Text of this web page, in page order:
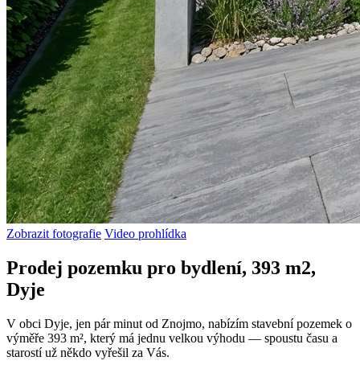
Zobrazit fotografie Video prohlídka
Prodej pozemku pro bydlení, 393 m2,
Dyje
V obci Dyje, jen pár minut od Znojmo, nabízím stavební pozemek o
výměře 393 m², který má jednu velkou výhodu — spoustu času a
starostí už někdo vyřešil za Vás.